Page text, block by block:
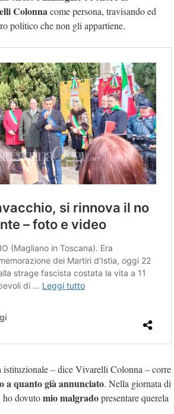
Colonnacome persona, travisando ed
politico che non gli appartiene.
– dice Vivarelli Colonna – corre
a quanto già annunciato. Nella giornata di
ho dovutomio malgradopresentare querela